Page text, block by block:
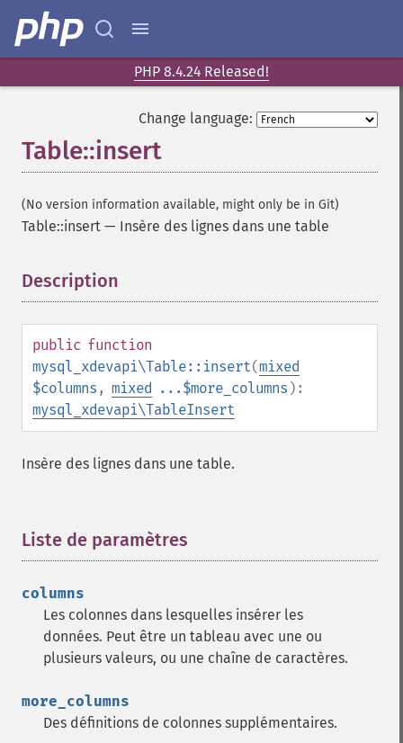
PHP 8.4.24 Released!
Change language:
Table::insert
(No version information available, might only be in Git)
Table::insert — Insère des lignes dans une table
Description
public function
mysql_xdevapi\Table::insert(mixed
$columns , mixed ...$more_columns ):
mysql_xdevapi\TableInsert
Insère des lignes dans une table.
Liste de paramètres
columns
Les colonnes dans lesquelles insérer les
données. Peut être un tableau avec une ou
plusieurs valeurs, ou une chaîne de caractères.
more_columns
Des définitions de colonnes supplémentaires.